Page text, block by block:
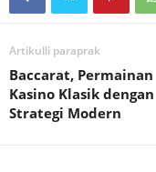
Artikulli paraprak
Baccarat, Permainan
Kasino Klasik dengan
Strategi Modern